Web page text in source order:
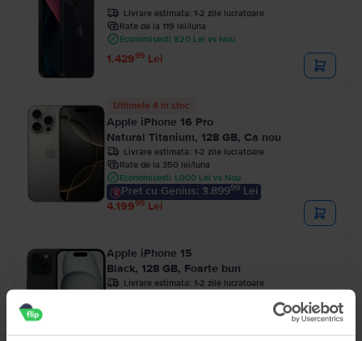
Livrare estimata: 1-2 zile lucratoare
Rate de la 119 lei/luna
Economisesti 820 Lei vs Nou
1.42999 Lei
Ultimele 4 in stoc
Apple iPhone 16 Pro
Natural Titanium, 128 GB, Ca nou
Livrare estimata: 1-2 zile lucratoare
Rate de la 350 lei/luna
Economisesti 1.000 Lei vs Nou
Pret cu Genius: 3.89999 Lei
4.19999 Lei
Apple iPhone 15
Black, 128 GB, Foarte bun
Livrare estimata: 1-2 zile lucratoare